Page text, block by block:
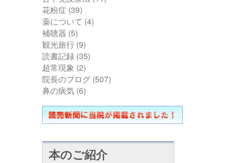
花粉症 (39)
薬について (4)
補聴器 (5)
観光旅行 (9)
読書記録 (35)
超常現象 (2)
院長のブログ (507)
鼻の病気 (6)
本のご紹介